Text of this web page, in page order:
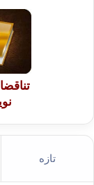
تازه